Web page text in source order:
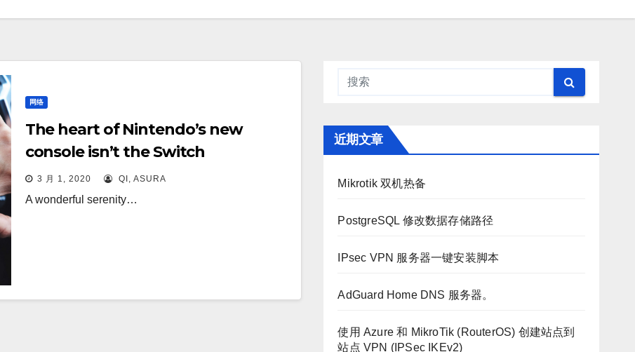
网络
The heart of Nintendo’s new
console isn’t the Switch
3 月 1, 2020 QI, ASURA
A wonderful serenity…
近期文章
Mikrotik 双机热备
PostgreSQL 修改数据存储路径
IPsec VPN 服务器一键安装脚本
AdGuard Home DNS 服务器。
使用 Azure 和 MikroTik (RouterOS) 创建站点到
站点 VPN (IPSec IKEv2)